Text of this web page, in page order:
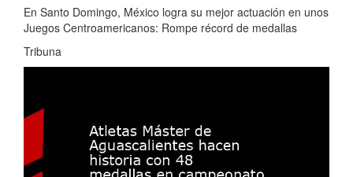
En Santo Domingo, México logra su mejor actuación en unos
Juegos Centroamericanos: Rompe récord de medallas
Tribuna